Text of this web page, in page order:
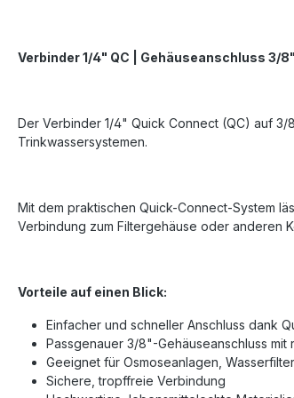
Verbinder 1/4" QC | Gehäuseanschluss 3/
Der Verbinder 1/4" Quick Connect (QC) auf
Trinkwassersystemen.
Mit dem praktischen Quick-Connect-System
Verbindung zum Filtergehäuse oder anderen
Vorteile auf einen Blick:
Einfacher und schneller Anschluss dank
Passgenauer 3/8"-Gehäuseanschluss
Geeignet für Osmoseanlagen,
Sichere, tropffreie Verbindung